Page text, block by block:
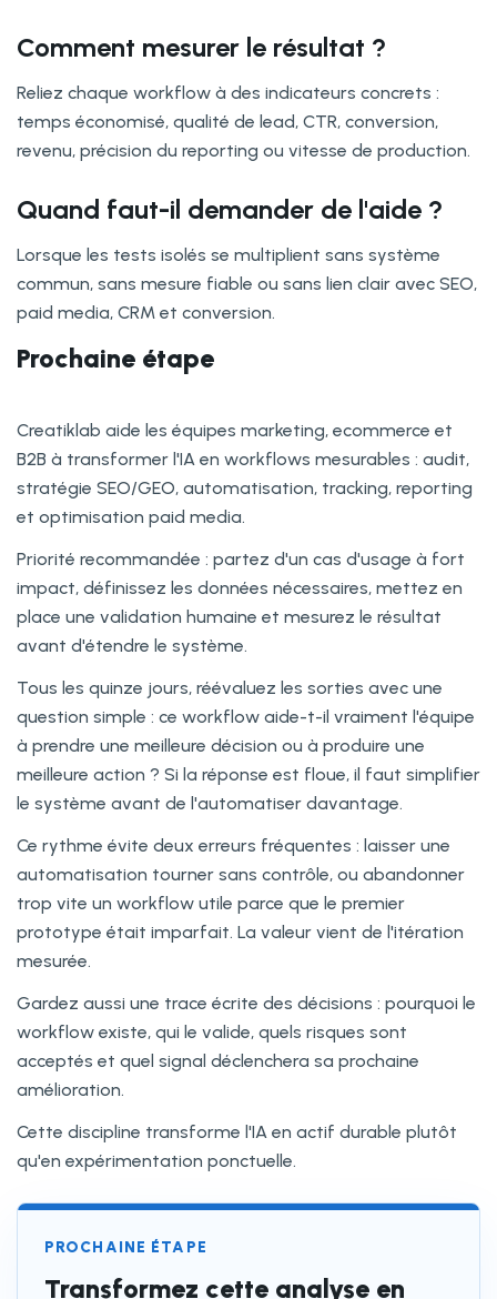
Comment mesurer le résultat ?
Reliez chaque workflow à des indicateurs concrets :
temps économisé, qualité de lead, CTR, conversion,
revenu, précision du reporting ou vitesse de production.
Quand faut-il demander de l'aide ?
Lorsque les tests isolés se multiplient sans système
commun, sans mesure fiable ou sans lien clair avec SEO,
paid media, CRM et conversion.
Prochaine étape
Creatiklab aide les équipes marketing, ecommerce et
B2B à transformer l'IA en workflows mesurables : audit,
stratégie SEO/GEO, automatisation, tracking, reporting
et optimisation paid media.
Priorité recommandée : partez d'un cas d'usage à fort
impact, définissez les données nécessaires, mettez en
place une validation humaine et mesurez le résultat
avant d'étendre le système.
Tous les quinze jours, réévaluez les sorties avec une
question simple : ce workflow aide-t-il vraiment l'équipe
à prendre une meilleure décision ou à produire une
meilleure action ? Si la réponse est floue, il faut simplifier
le système avant de l'automatiser davantage.
Ce rythme évite deux erreurs fréquentes : laisser une
automatisation tourner sans contrôle, ou abandonner
trop vite un workflow utile parce que le premier
prototype était imparfait. La valeur vient de l'itération
mesurée.
Gardez aussi une trace écrite des décisions : pourquoi le
workflow existe, qui le valide, quels risques sont
acceptés et quel signal déclenchera sa prochaine
amélioration.
Cette discipline transforme l'IA en actif durable plutôt
qu'en expérimentation ponctuelle.
PROCHAINE ÉTAPE
Transformez cette analyse en